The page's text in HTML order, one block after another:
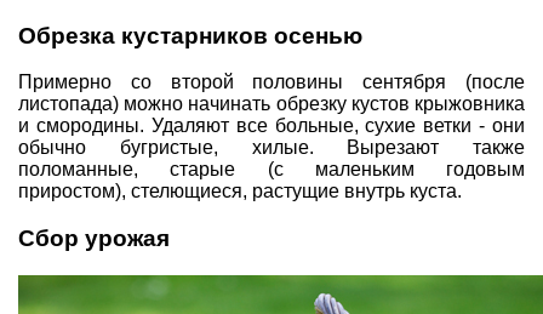
Обрезка кустарников осенью
Примерно со второй половины сентября (после
листопада) можно начинать обрезку кустов крыжовника
и смородины. Удаляют все больные, сухие ветки - они
обычно бугристые, хилые. Вырезают также
поломанные, старые (с маленьким годовым
приростом), стелющиеся, растущие внутрь куста.
Сбор урожая